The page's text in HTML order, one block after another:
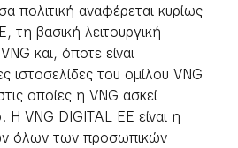
πολιτική αναφέρεται κυρίως
τη βασική λειτουργική
και, όποτε είναι
ιστοσελίδες του ομίλου VNG
οποίες η VNG ασκεί
Η VNG DIGITAL EE είναι η
όλων των προσωπικών